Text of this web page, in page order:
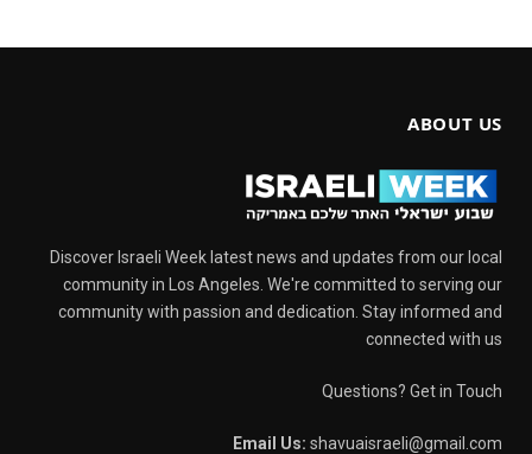
ABOUT US
Discover Israeli Week latest news and updates from our local
community in Los Angeles. We're committed to serving our
community with passion and dedication. Stay informed and
connected with us
Questions? Get in Touch
Email Us: shavuaisraeli@gmail.com